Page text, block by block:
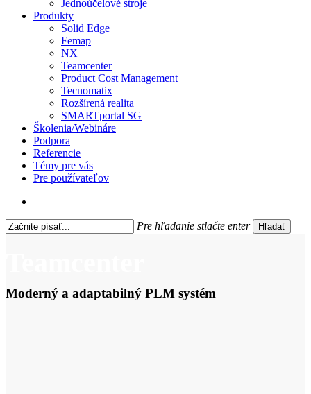
Jednoúčelové stroje
Produkty
Solid Edge
Femap
NX
Teamcenter
Product Cost Management
Tecnomatix
Rozšírená realita
SMARTportal SG
Školenia/Webináre
Podpora
Referencie
Témy pre vás
Pre používateľov
Pre hľadanie stlačte enter Hľadať
Moderný a adaptabilný PLM systém